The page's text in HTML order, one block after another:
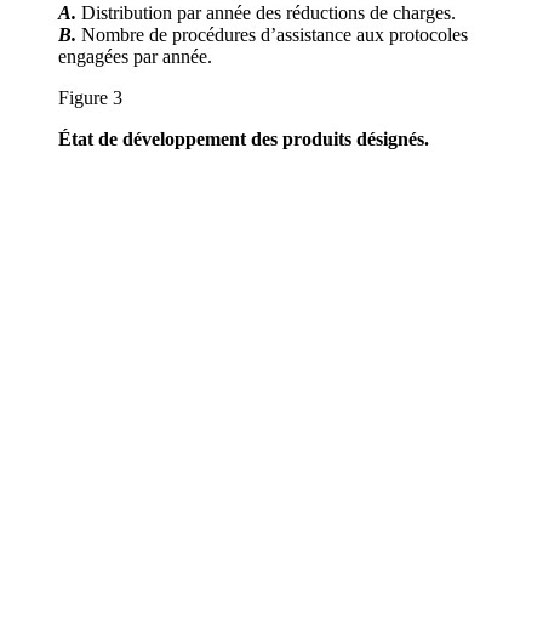
A. Distribution par année des réductions de charges.
B. Nombre de procédures d’assistance aux protocoles
engagées par année.
Figure 3
État de développement des produits désignés.